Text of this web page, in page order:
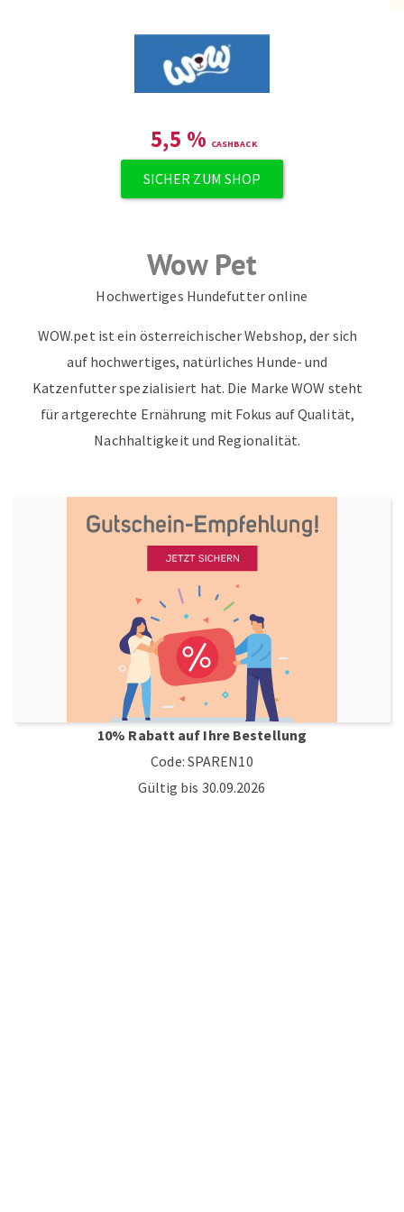
5,5 %
SICHER ZUM SHOP
Wow Pet
Hochwertiges Hundefutter online
WOW.pet ist ein österreichischer Webshop, der sich
auf hochwertiges, natürliches Hunde- und
Katzenfutter spezialisiert hat. Die Marke WOW steht
für artgerechte Ernährung mit Fokus auf Qualität,
Nachhaltigkeit und Regionalität.
10% Rabatt auf Ihre Bestellung
Code: SPAREN10
Gültig bis 30.09.2026
ZUM NEWSLETTER ANMELDEN